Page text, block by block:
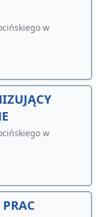
w
w